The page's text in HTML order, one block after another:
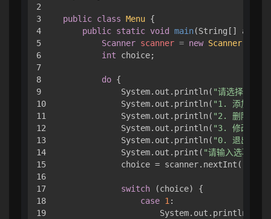
2
3
4
5
6
7
8
9
10
11
12
13
14
15
16
17
18
19
public class Menu {
public static void main(String[] args)
Scanner scanner = new Scanner
int choice;
do {
            System.out.println(
"请选择操作
            System.out.println(
"1. 添加用户"
            System.out.println(
"2. 删除用户"
            System.out.println(
"3. 修改用户"
            System.out.println(
"0. 退出"
            System.out.print(
"请输入选项："
            choice = scanner.nextInt();
switch (choice) {
case 1 :
                    System.out.println(